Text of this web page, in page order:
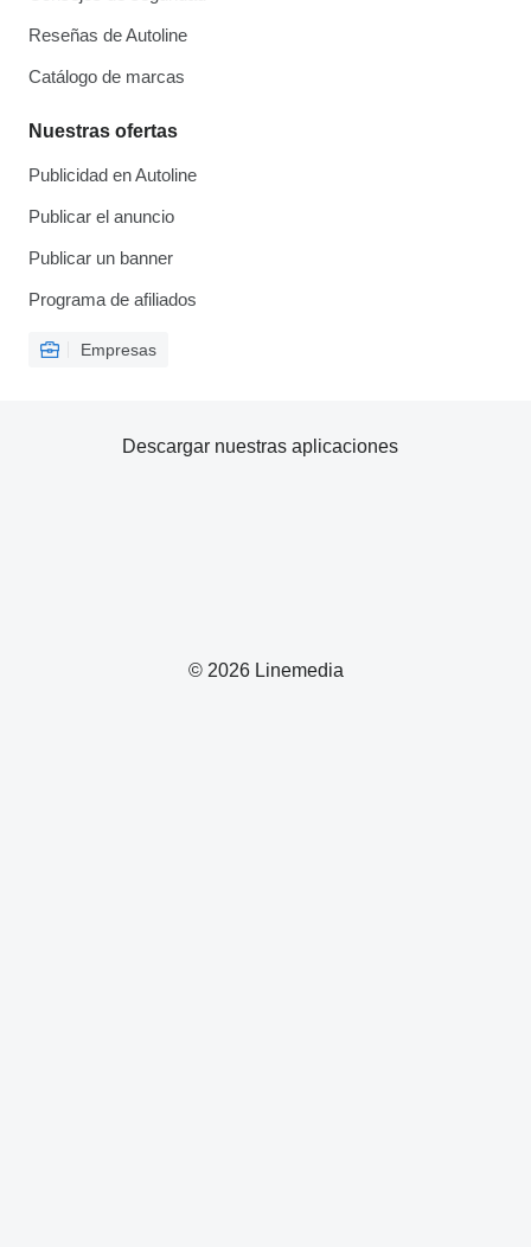
Reseñas de Autoline
Catálogo de marcas
Nuestras ofertas
Publicidad en Autoline
Publicar el anuncio
Publicar un banner
Programa de afiliados
Empresas
© 2026 Linemedia
Descargar nuestras aplicaciones